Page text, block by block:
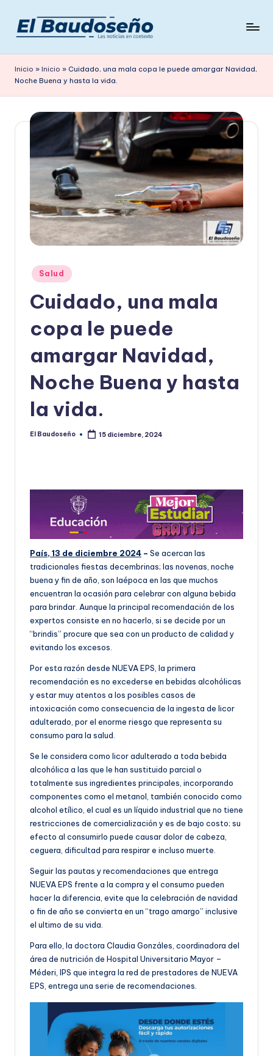
Saltar
contenido
e
ri
d
en
Inicio » Inicio » Cuidado, una mala copa le puede amargar Navidad,
Noche Buena y hasta la vida.
Publicado
en
Salud
Cuidado, una mala
copa le puede
amargar Navidad,
Noche Buena y hasta
la vida.
Publicado
El Baudoseño 15 diciembre, 2024
País, 13 de diciembre 2024 – Se acercan las
tradicionales fiestas decembrinas; las novenas, noche
buena y fin de año, son laépoca en las que muchos
encuentran la ocasión para celebrar con alguna bebida
para brindar. Aunque la principal recomendación de los
expertos consiste en no hacerlo, si se decide por un
“brindis” procure que sea con un producto de calidad y
evitando los excesos.
Por esta razón desde NUEVA EPS, la primera
recomendación es no excederse en bebidas alcohólicas
y estar muy atentos a los posibles casos de
intoxicación como consecuencia de la ingesta de licor
adulterado, por el enorme riesgo que representa su
consumo para la salud.
Se le considera como licor adulterado a toda bebida
alcohólica a las que le han sustituido parcial o
totalmente sus ingredientes principales, incorporando
componentes como el metanol, también conocido como
alcohol etílico, el cual es un líquido industrial que no tiene
restricciones de comercialización y es de bajo costo; su
efecto al consumirlo puede causar dolor de cabeza,
ceguera, dificultad para respirar e incluso muerte.
Seguir las pautas y recomendaciones que entrega
NUEVA EPS frente a la compra y el consumo pueden
hacer la diferencia, evite que la celebración de navidad
o fin de año se convierta en un “trago amargo” inclusive
el ultimo de su vida.
Para ello, la doctora Claudia Gonzáles, coordinadora del
área de nutrición de Hospital Universitario Mayor –
Méderi, IPS que integra la red de prestadores de NUEVA
EPS, entrega una serie de recomendaciones.